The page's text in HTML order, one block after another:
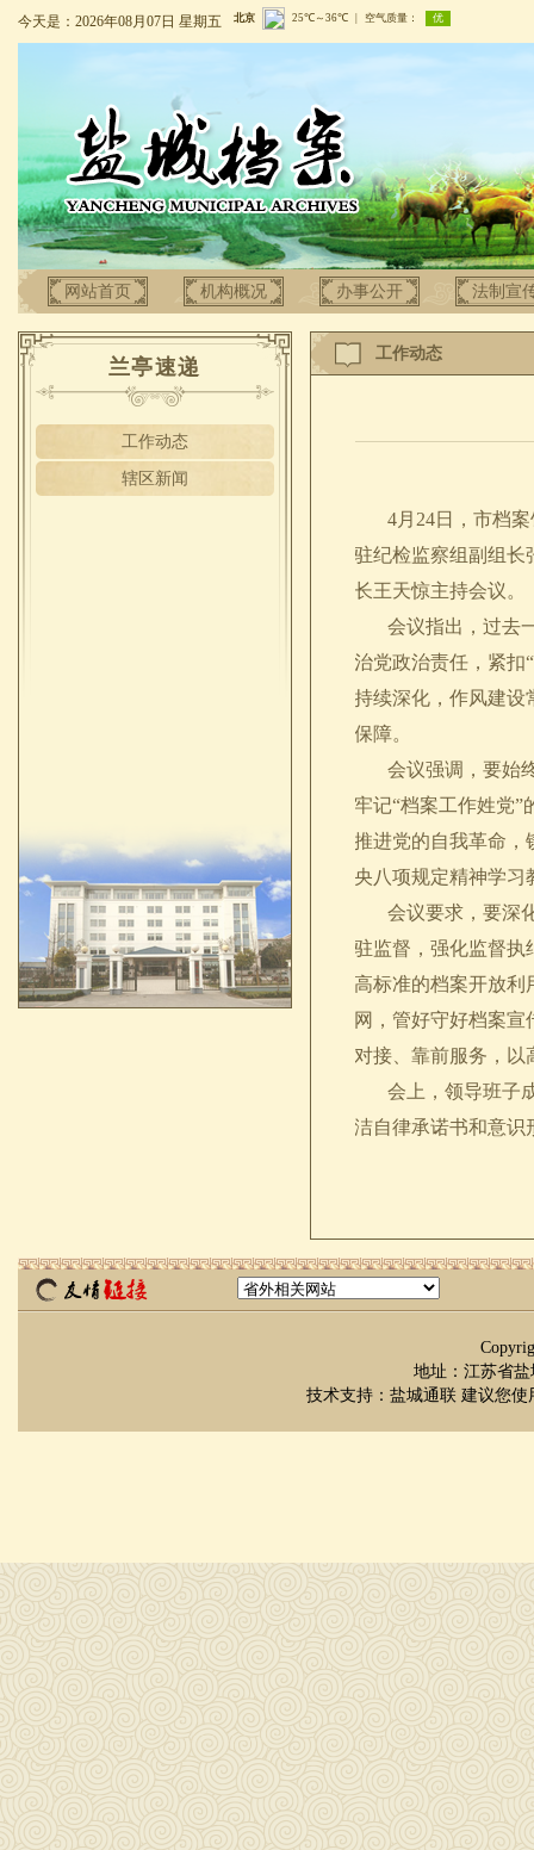
今天是：2026年08月07日 星期五
网站首页 机构概况 办事公开 法制宣
兰亭速递
工作动态
辖区新闻
工作动态
4月24日，市档案
驻纪检监察组副组长
长王天惊主持会议。
会议指出，过去一
治党政治责任，紧扣
持续深化，作风建设
保障。
会议强调，要始终
牢记“档案工作姓党
推进党的自我革命，
央八项规定精神学习
会议要求，要深化
驻监督，强化监督执
高标准的档案开放利
网，管好守好档案
对接、靠前服务，以
会上，领导班子成
洁自律承诺书和意识
地址：江苏省盐
技术支持： 盐城通联 建议您使